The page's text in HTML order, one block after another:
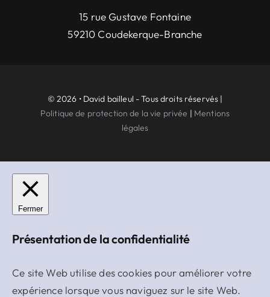
15 rue Gustave Fontaine
59210 Coudekerque-Branche
© 2026 • David bailleul - Tous droits réservés |
Politique de protection de la vie privée | Mentions
légales
Fermer
Présentation de la confidentialité
Ce site Web utilise des cookies pour améliorer votre
expérience lorsque vous naviguez sur le site Web.